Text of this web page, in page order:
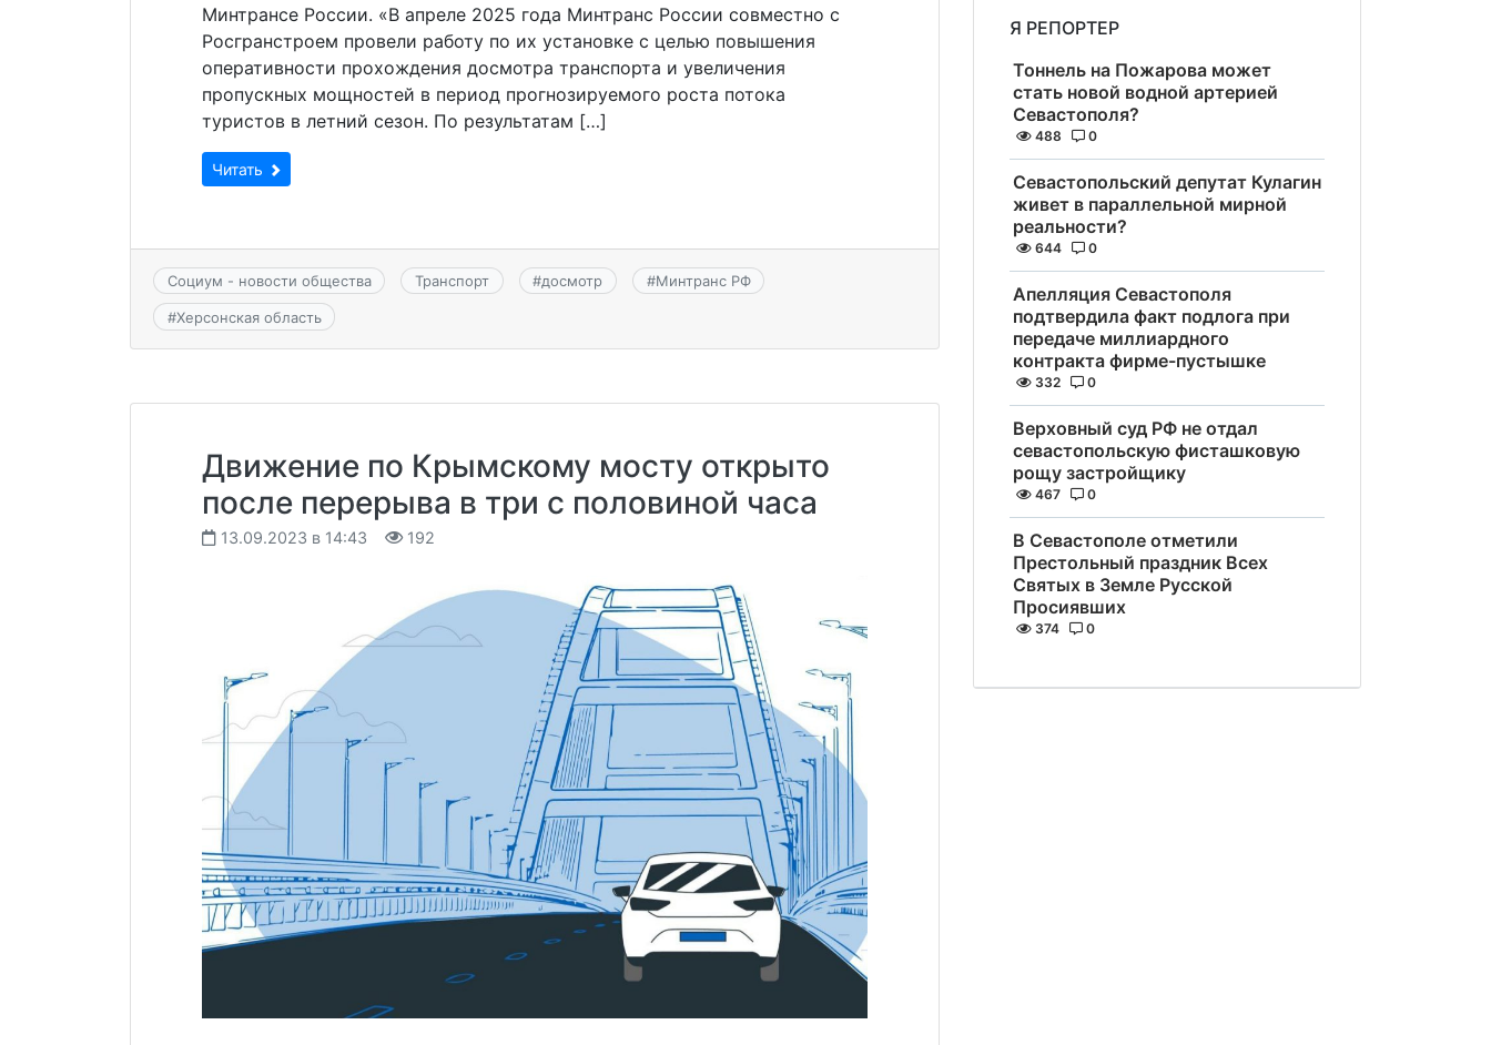
Минтрансе России. «В апреле 2025 года Минтранс России совместно с
Росгранстроем провели работу по их установке с целью повышения
оперативности прохождения досмотра транспорта и увеличения
пропускных мощностей в период прогнозируемого роста потока
туристов в летний сезон. По результатам […]
Читать
Социум - новости общества Транспорт #досмотр #Минтранс РФ
#Херсонская область
Движение по Крымскому мосту открыто
после перерыва в три с половиной часа
13.09.2023 в 14:43 192
Я РЕПОРТЕР
Тоннель на Пожарова может
стать новой водной артерией
Севастополя?
488 0
Севастопольский депутат Кулагин
живет в параллельной мирной
реальности?
644 0
Апелляция Севастополя
подтвердила факт подлога при
передаче миллиардного
контракта фирме-пустышке
332 0
Верховный суд РФ не отдал
севастопольскую фисташковую
рощу застройщику
467 0
В Севастополе отметили
Престольный праздник Всех
Святых в Земле Русской
Просиявших
374 0